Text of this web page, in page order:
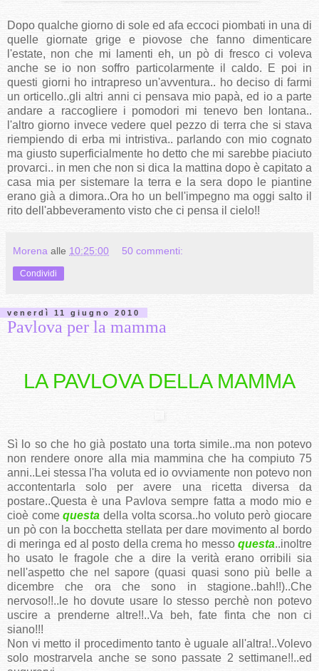
Dopo qualche giorno di sole ed afa eccoci piombati in una di
quelle giornate grige e piovose che fanno dimenticare
l'estate, non che mi lamenti eh, un pò di fresco ci voleva
anche se io non soffro particolarmente il caldo. E poi in
questi giorni ho intrapreso un'avventura.. ho deciso di farmi
un orticello..gli altri anni ci pensava mio papà, ed io a parte
andare a raccogliere i pomodori mi tenevo ben lontana..
l'altro giorno invece vedere quel pezzo di terra che si stava
riempiendo di erba mi intristiva.. parlando con mio cognato
ma giusto superficialmente ho detto che mi sarebbe piaciuto
provarci.. in men che non si dica la mattina dopo è capitato a
casa mia per sistemare la terra e la sera dopo le piantine
erano già a dimora..Ora ho un bell'impegno ma oggi salto il
rito dell'abbeveramento visto che ci pensa il cielo!!
Morena alle 10:25:00 50 commenti:
Condividi
venerdì 11 giugno 2010
Pavlova per la mamma
LA PAVLOVA DELLA MAMMA
Sì lo so che ho già postato una torta simile..ma non potevo
non rendere onore alla mia mammina che ha compiuto 75
anni..Lei stessa l'ha voluta ed io ovviamente non potevo non
accontentarla solo per avere una ricetta diversa da
postare..Questa è una Pavlova sempre fatta a modo mio e
cioè comequesta della volta scorsa..ho voluto però giocare
un pò con la bocchetta stellata per dare movimento al bordo
di meringa ed al posto della crema ho messo questa..inoltre
ho usato le fragole che a dire la verità erano orribili sia
nell'aspetto che nel sapore (quasi quasi sono più belle a
dicembre che ora che sono in stagione..bah!!)..Che
nervoso!!..le ho dovute usare lo stesso perchè non potevo
uscire a prenderne altre!!..Va beh, fate finta che non ci
siano!!!
Non vi metto il procedimento tanto è uguale all'altra!..Volevo
solo mostrarvela anche se sono passate 2 settimane!!..ed